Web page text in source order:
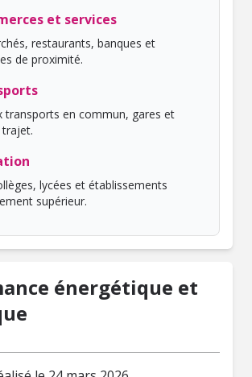
et services
restaurants, banques et
de proximité.
transports en commun, gares et
lycées et établissements
supérieur.
énergétique et